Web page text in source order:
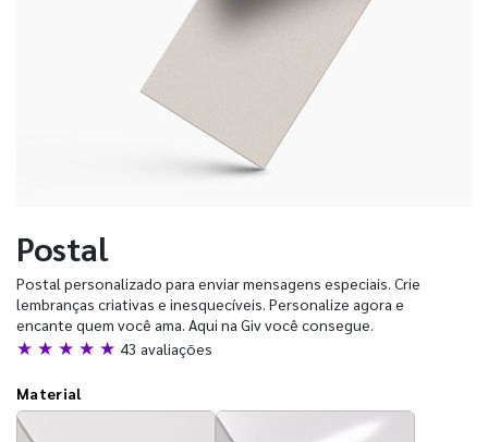
Postal
Postal personalizado para enviar mensagens especiais. Crie
lembranças criativas e inesquecíveis. Personalize agora e
encante quem você ama. Aqui na Giv você consegue.
★ ★ ★ ★ ★ 43 avaliações
Material